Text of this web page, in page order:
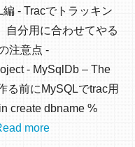
- Tracでトラッキン
自分用に合わせてやる
注意点 -
- MySqlDb – The
る前にMySQLでtrac用
create dbname %
more